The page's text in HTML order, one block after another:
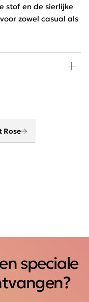
stof en de sierlijke
zowel casual als
Rose
speciale